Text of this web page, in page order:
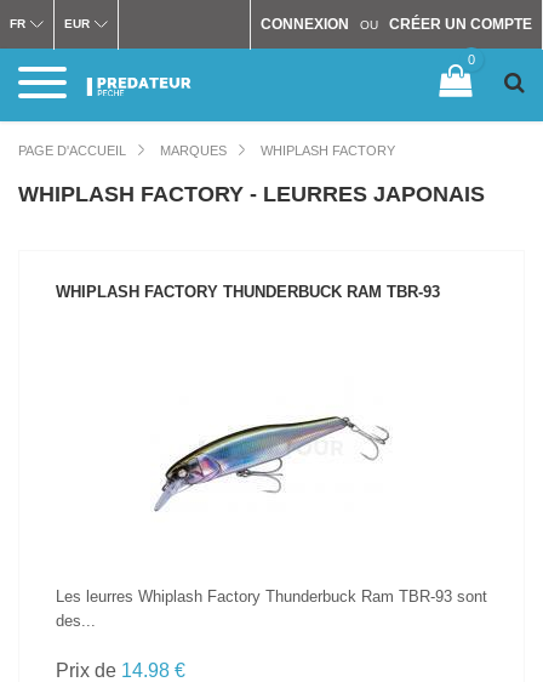
CONNEXION OU CRÉER UN COMPTE
FR EUR
0
PAGE D'ACCUEIL MARQUES WHIPLASH FACTORY
WHIPLASH FACTORY - LEURRES JAPONAIS
WHIPLASH FACTORY THUNDERBUCK RAM TBR-93
VOIR LE PRODUIT
Les leurres Whiplash Factory Thunderbuck Ram TBR-93 sont
des...
Prix de 14.98 €